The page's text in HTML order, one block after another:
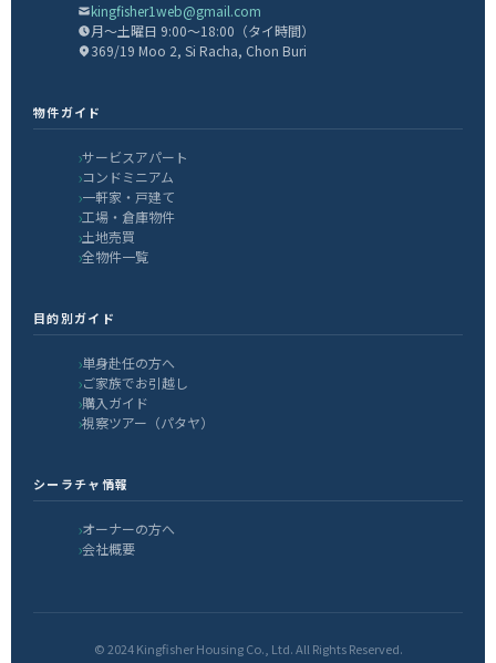
kingfisher1web@gmail.com
月〜土曜日 9:00〜18:00（タイ時間）
369/19 Moo 2, Si Racha, Chon Buri
物件ガイド
サービスアパート
コンドミニアム
一軒家・戸建て
工場・倉庫物件
土地売買
全物件一覧
目的別ガイド
単身赴任の方へ
ご家族でお引越し
購入ガイド
視察ツアー（パタヤ）
シーラチャ情報
オーナーの方へ
会社概要
© 2024 Kingfisher Housing Co., Ltd. All Rights Reserved.